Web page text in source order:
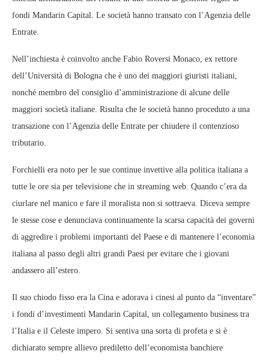
fondi Mandarin Capital. Le società hanno transato con l’Agenzia delle
Entrate.
Nell’inchiesta è coinvolto anche Fabio Roversi Monaco, ex rettore
dell’Università di Bologna che è uno dei maggiori giuristi italiani,
nonché membro del consiglio d’amministrazione di alcune delle
maggiori società italiane. Risulta che le società hanno proceduto a una
transazione con l’Agenzia delle Entrate per chiudere il contenzioso
tributario.
Forchielli era noto per le sue continue invettive alla politica italiana a
tutte le ore sia per televisione che in streaming web. Quando c’era da
ciurlare nel manico e fare il moralista non si sottraeva. Diceva sempre
le stesse cose e denunciava continuamente la scarsa capacità dei governi
di aggredire i problemi importanti del Paese e di mantenere l’economia
italiana al passo degli altri grandi Paesi per evitare che i giovani
andassero all’estero.
Il suo chiodo fisso era la Cina e adorava i cinesi al punto da “inventare”
i fondi d’investimenti Mandarin Capital, un collegamento business tra
l’Italia e il Celeste impero. Si sentiva una sorta di profeta e si è
dichiarato sempre allievo prediletto dell’economista banchiere